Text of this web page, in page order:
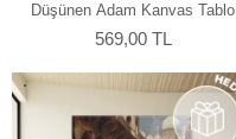
Düşünen Adam Kanvas Tablo
569,00 TL